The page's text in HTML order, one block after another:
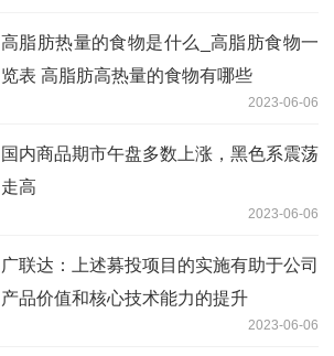
高脂肪热量的食物是什么_高脂肪食物一
览表 高脂肪高热量的食物有哪些
2023-06-06
国内商品期市午盘多数上涨，黑色系震荡
走高
2023-06-06
广联达：上述募投项目的实施有助于公司
产品价值和核心技术能力的提升
2023-06-06